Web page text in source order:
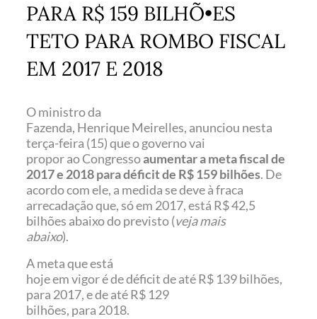
PARA R$ 159 BILHÕ•ES
TETO PARA ROMBO FISCAL
EM 2017 E 2018
O ministro da
Fazenda, Henrique Meirelles, anunciou nesta
terça-feira (15) que o governo vai
propor ao Congressoaumentar a meta fiscal de
2017 e 2018 para déficit de R$ 159 bilhões. De
acordo com ele, a medida se deve à fraca
arrecadação que, só em 2017, está R$ 42,5
bilhões abaixo do previsto (veja mais
abaixo).
A meta que está
hoje em vigor é de déficit de até R$ 139 bilhões,
para 2017, e de até R$ 129
bilhões, para 2018.